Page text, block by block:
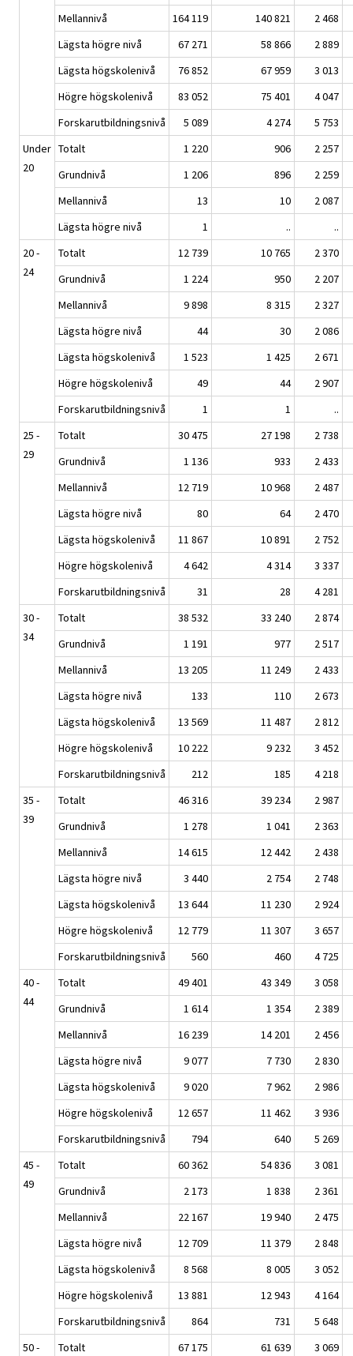
Mellannivå
164 119 140 821
2 468
Lägsta högre nivå
67 271 58 866
2 889
Lägsta högskolenivå
76 852 67 959
3 013
Högre högskolenivå
83 052 75 401
4 047
Forskarutbildningsnivå
5 089 4 274
5 753
Under
20
Totalt 1 220 906
2 257
Grundnivå
1 206 896
2 259
Mellannivå
13 10
2 087
Lägsta högre nivå
1 ..
..
20 -
24
Totalt 12 739 10 765
2 370
Grundnivå
1 224 950
2 207
Mellannivå
9 898 8 315
2 327
Lägsta högre nivå
44 30
2 086
Lägsta högskolenivå
1 523 1 425
2 671
Högre högskolenivå
49 44
2 907
Forskarutbildningsnivå
1 1
..
25 -
29
Totalt 30 475 27 198
2 738
Grundnivå
1 136 933
2 433
Mellannivå
12 719 10 968
2 487
Lägsta högre nivå
80 64
2 470
Lägsta högskolenivå
11 867 10 891
2 752
Högre högskolenivå
4 642 4 314
3 337
Forskarutbildningsnivå
31 28
4 281
30 -
34
Totalt 38 532 33 240
2 874
Grundnivå
1 191 977
2 517
Mellannivå
13 205 11 249
2 433
Lägsta högre nivå
133 110
2 673
Lägsta högskolenivå
13 569 11 487
2 812
Högre högskolenivå
10 222 9 232
3 452
Forskarutbildningsnivå
212 185
4 218
35 -
39
Totalt 46 316 39 234
2 987
Grundnivå
1 278 1 041
2 363
Mellannivå
14 615 12 442
2 438
Lägsta högre nivå
3 440 2 754
2 748
Lägsta högskolenivå
13 644 11 230
2 924
Högre högskolenivå
12 779 11 307
3 657
Forskarutbildningsnivå
560 460
4 725
40 -
44
Totalt 49 401 43 349
3 058
Grundnivå
1 614 1 354
2 389
Mellannivå
16 239 14 201
2 456
Lägsta högre nivå
9 077 7 730
2 830
Lägsta högskolenivå
9 020 7 962
2 986
Högre högskolenivå
12 657 11 462
3 936
Forskarutbildningsnivå
794 640
5 269
45 -
49
Totalt 60 362 54 836
3 081
Grundnivå
2 173 1 838
2 361
Mellannivå
22 167 19 940
2 475
Lägsta högre nivå
12 709 11 379
2 848
Lägsta högskolenivå
8 568 8 005
3 052
Högre högskolenivå
13 881 12 943
4 164
Forskarutbildningsnivå
864 731
5 648
50 -
Totalt 67 175 61 639 3 069